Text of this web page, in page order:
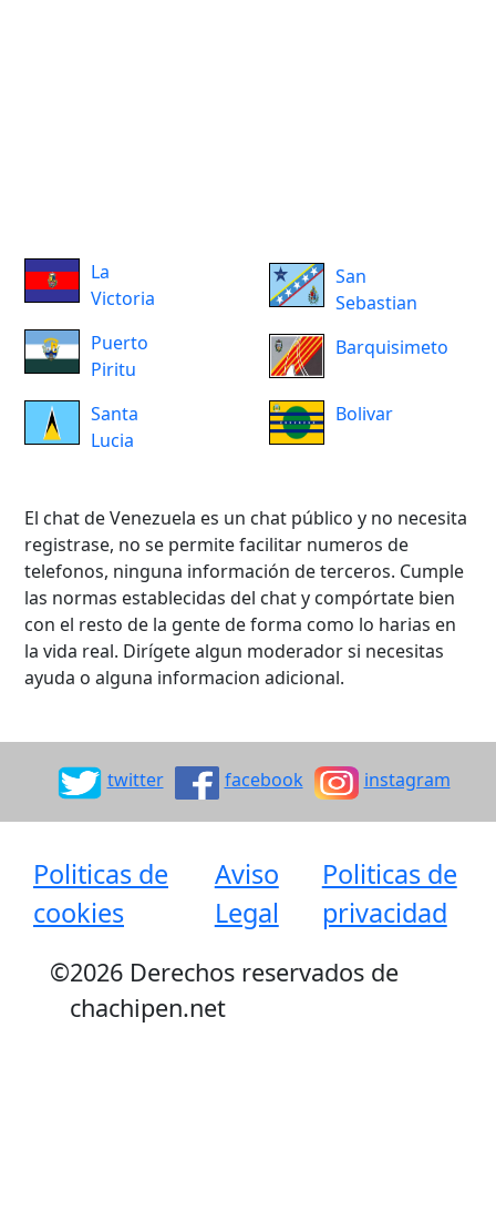
La
Victoria
Puerto
Piritu
Santa
Lucia
San
Sebastian
Barquisimeto
Bolivar
El chat de Venezuela es un chat público y no necesita
registrase, no se permite facilitar numeros de
telefonos, ninguna información de terceros. Cumple
las normas establecidas del chat y compórtate bien
con el resto de la gente de forma como lo harias en
la vida real. Dirígete algun moderador si necesitas
ayuda o alguna informacion adicional.
twitter facebook instagram
Politicas de
cookies
Aviso
Legal
Politicas de
privacidad
©2026 Derechos reservados de
chachipen.net